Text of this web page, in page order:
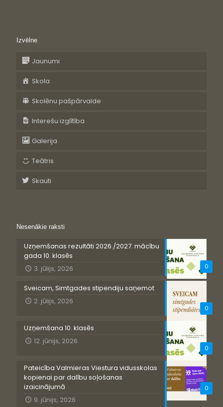
Izvēlne
Jaunumi
Skola
Skolēnu pašpārvalde
Interešu izglītība
Galerija
Teātris
Skauti
Nesenākie raksti
0
Uzņemšanas rezultāti 2026./2027. mācību
gada 10. klasēs
3. jūlijs, 2026
0
Sveicam, Simtgades stipendiju saņemot
2. jūlijs, 2026
0
Uzņemšana 10. klasēs
12. jūnijs, 2026
0
Pateicība Valmieras Viestura vidusskolas
kopienai par dalību soļošanas
izaicinājumā
9. jūnijs, 2026